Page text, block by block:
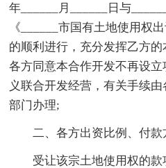
年______月______日与
《______市国有土地使用权
的顺利进行，充分发挥乙方
各方同意本合作开发不再设
义联合开发经营，有关手续
部门办理;
二、各方出资比例、付款
受让该宗土地使用权的款